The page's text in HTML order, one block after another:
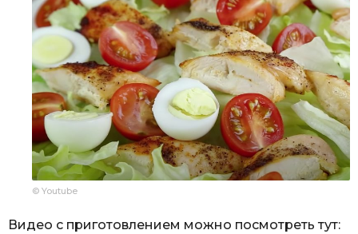
© Youtube
Видео с приготовлением можно посмотреть тут: